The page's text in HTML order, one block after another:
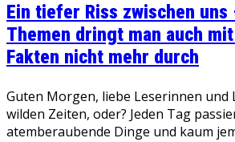
Ein tiefer Riss zwischen uns
Themen dringt man auch
Fakten nicht mehr durch
Guten Morgen, liebe Leserinnen und
wilden Zeiten, oder? Jeden Tag
atemberaubende Dinge und kaum